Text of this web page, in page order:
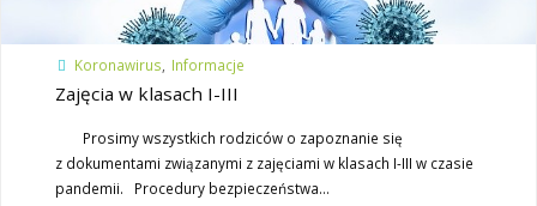
Koronawirus Informacje
Zajęcia w klasach I-III
Prosimy wszystkich rodziców o zapoznanie się
z dokumentami związanymi z zajęciami w klasach I-III w czasie
pandemii. Procedury bezpieczeństwa…